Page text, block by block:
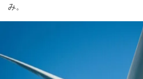
み。